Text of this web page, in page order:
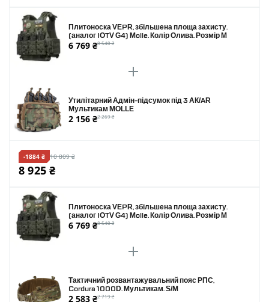
Плитоноска VEPR, збільшена площа захисту.
(аналог IOTV G4) Molle. Колір Олива. Розмір M
6 769 ₴8 540 ₴
Утилітарний Адмін-підсумок під 3 АК/AR
Мультикам MOLLE
2 156 ₴2 269 ₴
-1884 ₴ 10 809 ₴
8 925 ₴
Плитоноска VEPR, збільшена площа захисту.
(аналог IOTV G4) Molle. Колір Олива. Розмір M
6 769 ₴8 540 ₴
Тактичний розвантажувальний пояс РПС,
Cordura 1000D. Мультикам. S/M
2 583 ₴2 719 ₴